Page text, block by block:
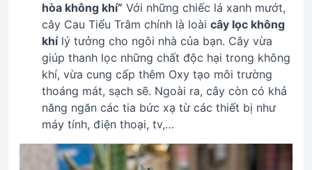
hòa không khí” Với những chiếc lá xanh mướt,
cây Cau Tiểu Trâm chính là loài cây lọc không
khílý tưởng cho ngôi nhà của bạn. Cây vừa
giúp thanh lọc những chất độc hại trong không
khí, vừa cung cấp thêm Oxy tạo môi trường
thoáng mát, sạch sẽ. Ngoài ra, cây còn có khả
năng ngăn các tia bức xạ từ các thiết bị như
máy tính, điện thoại, tv,…